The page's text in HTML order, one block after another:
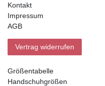
Kontakt
Impressum
AGB
Vertrag widerrufen
Größentabelle
Handschuhgrößen